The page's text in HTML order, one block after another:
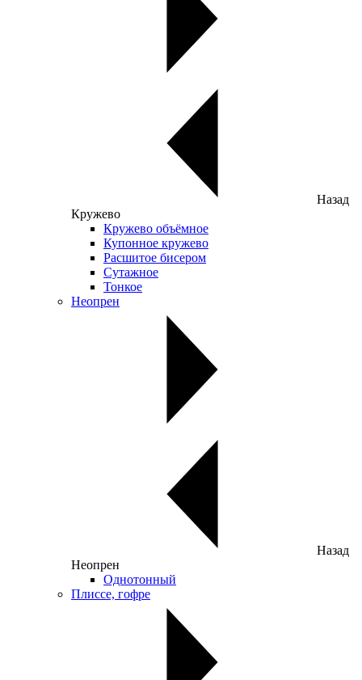
Назад
Кружево
Кружево объёмное
Купонное кружево
Расшитое бисером
Сутажное
Тонкое
Неопрен
Назад
Неопрен
Однотонный
Плиссе, гофре